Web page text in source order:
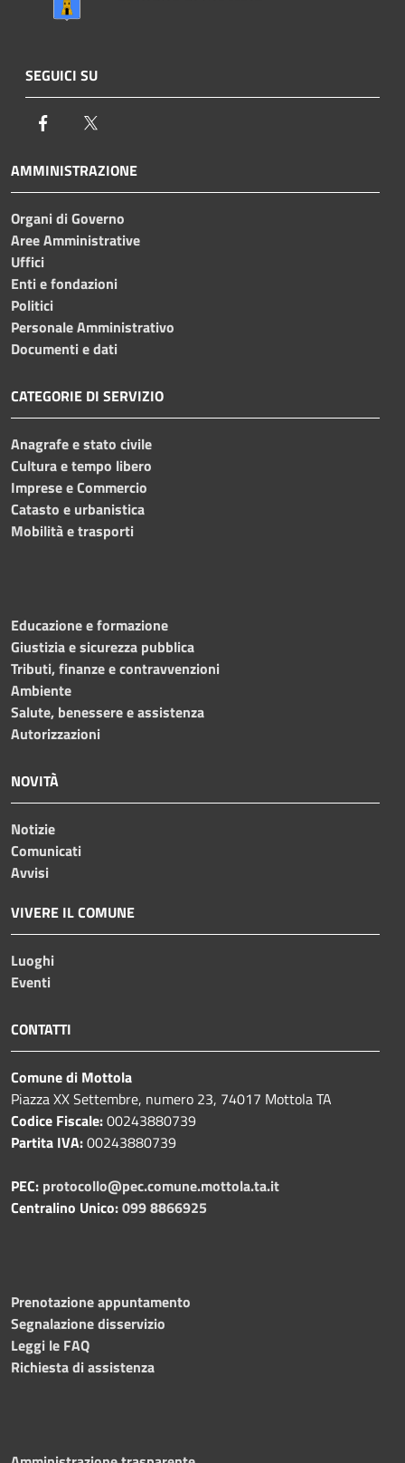
SEGUICI SU
Facebook
AMMINISTRAZIONE
Organi di Governo
Aree Amministrative
Uffici
Enti e fondazioni
Politici
Personale Amministrativo
Documenti e dati
CATEGORIE DI SERVIZIO
Anagrafe e stato civile
Cultura e tempo libero
Imprese e Commercio
Catasto e urbanistica
Mobilità e trasporti
Educazione e formazione
Giustizia e sicurezza pubblica
Tributi, finanze e contravvenzioni
Ambiente
Salute, benessere e assistenza
Autorizzazioni
NOVITÀ
Notizie
Comunicati
Avvisi
VIVERE IL COMUNE
Luoghi
Eventi
CONTATTI
Comune di Mottola
Piazza XX Settembre, numero 23, 74017 Mottola TA
Codice Fiscale:00243880739
Partita IVA:00243880739
PEC: protocollo@pec.comune.mottola.ta.it
Centralino Unico:099 8866925
Prenotazione appuntamento
Segnalazione disservizio
Leggi le FAQ
Richiesta di assistenza